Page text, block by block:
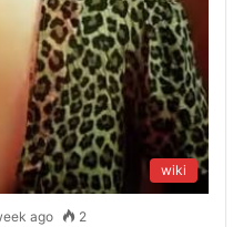
wiki
ago 2